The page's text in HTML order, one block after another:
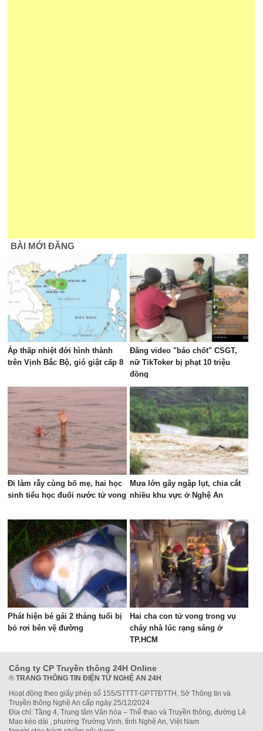
BÀI MỚI ĐĂNG
Áp thấp nhiệt đới hình thành
trên Vịnh Bắc Bộ, gió giật cấp 8
Đăng video "báo chốt" CSGT,
nữ TikToker bị phạt 10 triệu
đồng
Đi làm rẫy cùng bố mẹ, hai học
sinh tiểu học đuối nước tử vong
Mưa lớn gây ngập lụt, chia cắt
nhiều khu vực ở Nghệ An
Phát hiện bé gái 2 tháng tuổi bị
bỏ rơi bên vệ đường
Hai cha con tử vong trong vụ
cháy nhà lúc rạng sáng ở
TP.HCM
Công ty CP Truyền thông 24H Online
® TRANG THÔNG TIN ĐIỆN TỬ NGHỆ AN 24H
Hoạt động theo giấy phép số 155/STTTT-GPTTĐTTH, Sở Thông tin và
Truyền thông Nghệ An cấp ngày 25/12/2024
Địa chỉ: Tầng 4, Trung tâm Văn hóa – Thể thao và Truyền thông, đường Lê
Mao kéo dài , phường Trường Vinh, tỉnh Nghệ An, Việt Nam